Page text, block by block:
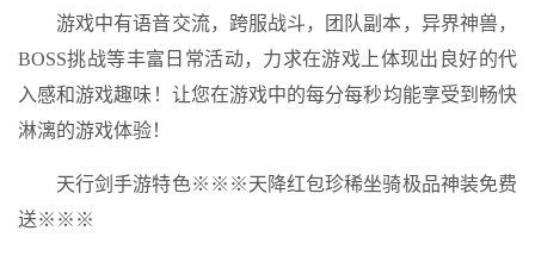
游戏中有语音交流，跨服战斗，团队副本，异界神兽，
BOSS挑战等丰富日常活动，力求在游戏上体现出良好的代
入感和游戏趣味！让您在游戏中的每分每秒均能享受到畅快
淋漓的游戏体验！
天行剑手游特色※※※天降红包珍稀坐骑极品神装免费
送※※※